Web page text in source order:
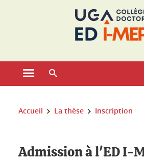
Ouvrir le menu principal
Vous êtes ici :
Accueil La thèse Inscription
Admission à l'ED I-